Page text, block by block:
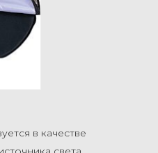
в качестве